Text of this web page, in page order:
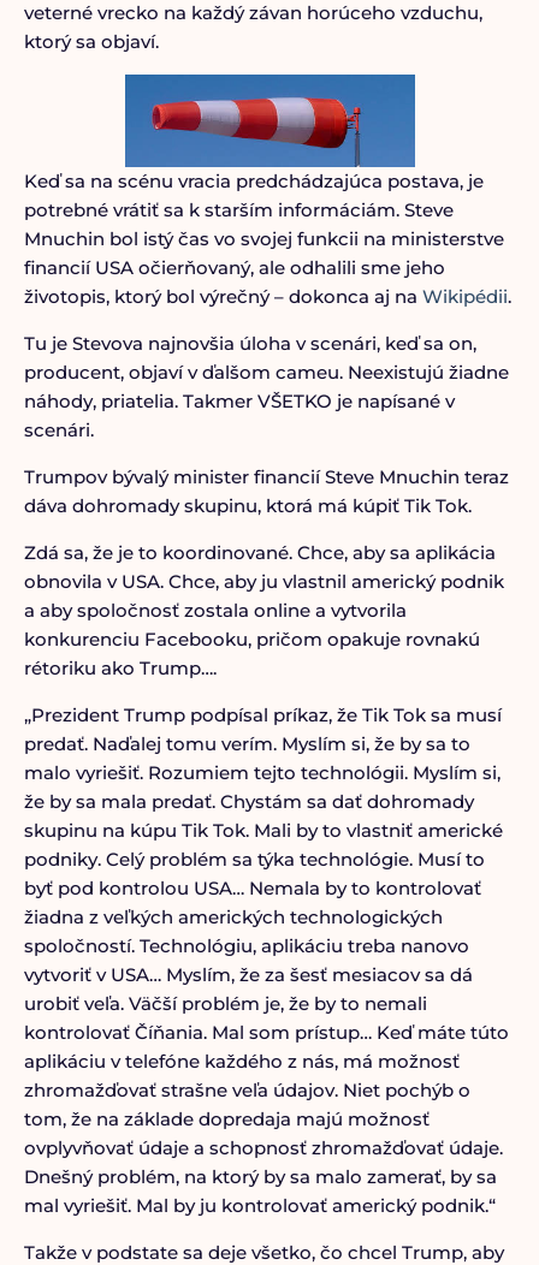
veterné vrecko na každý závan horúceho vzduchu,
ktorý sa objaví.
Keď sa na scénu vracia predchádzajúca postava, je
potrebné vrátiť sa k starším informáciám. Steve
Mnuchin bol istý čas vo svojej funkcii na ministerstve
financií USA očierňovaný, ale odhalili sme jeho
životopis, ktorý bol výrečný – dokonca aj na Wikipédii.
Tu je Stevova najnovšia úloha v scenári, keď sa on,
producent, objaví v ďalšom cameu. Neexistujú žiadne
náhody, priatelia. Takmer VŠETKO je napísané v
scenári.
Trumpov bývalý minister financií Steve Mnuchin teraz
dáva dohromady skupinu, ktorá má kúpiť Tik Tok.
Zdá sa, že je to koordinované. Chce, aby sa aplikácia
obnovila v USA. Chce, aby ju vlastnil americký podnik
a aby spoločnosť zostala online a vytvorila
konkurenciu Facebooku, pričom opakuje rovnakú
rétoriku ako Trump….
„Prezident Trump podpísal príkaz, že Tik Tok sa musí
predať. Naďalej tomu verím. Myslím si, že by sa to
malo vyriešiť. Rozumiem tejto technológii. Myslím si,
že by sa mala predať. Chystám sa dať dohromady
skupinu na kúpu Tik Tok. Mali by to vlastniť americké
podniky. Celý problém sa týka technológie. Musí to
byť pod kontrolou USA… Nemala by to kontrolovať
žiadna z veľkých amerických technologických
spoločností. Technológiu, aplikáciu treba nanovo
vytvoriť v USA… Myslím, že za šesť mesiacov sa dá
urobiť veľa. Väčší problém je, že by to nemali
kontrolovať Číňania. Mal som prístup… Keď máte túto
aplikáciu v telefóne každého z nás, má možnosť
zhromažďovať strašne veľa údajov. Niet pochýb o
tom, že na základe dopredaja majú možnosť
ovplyvňovať údaje a schopnosť zhromažďovať údaje.
Dnešný problém, na ktorý by sa malo zamerať, by sa
mal vyriešiť. Mal by ju kontrolovať americký podnik.“
Takže v podstate sa deje všetko, čo chcel Trump, aby